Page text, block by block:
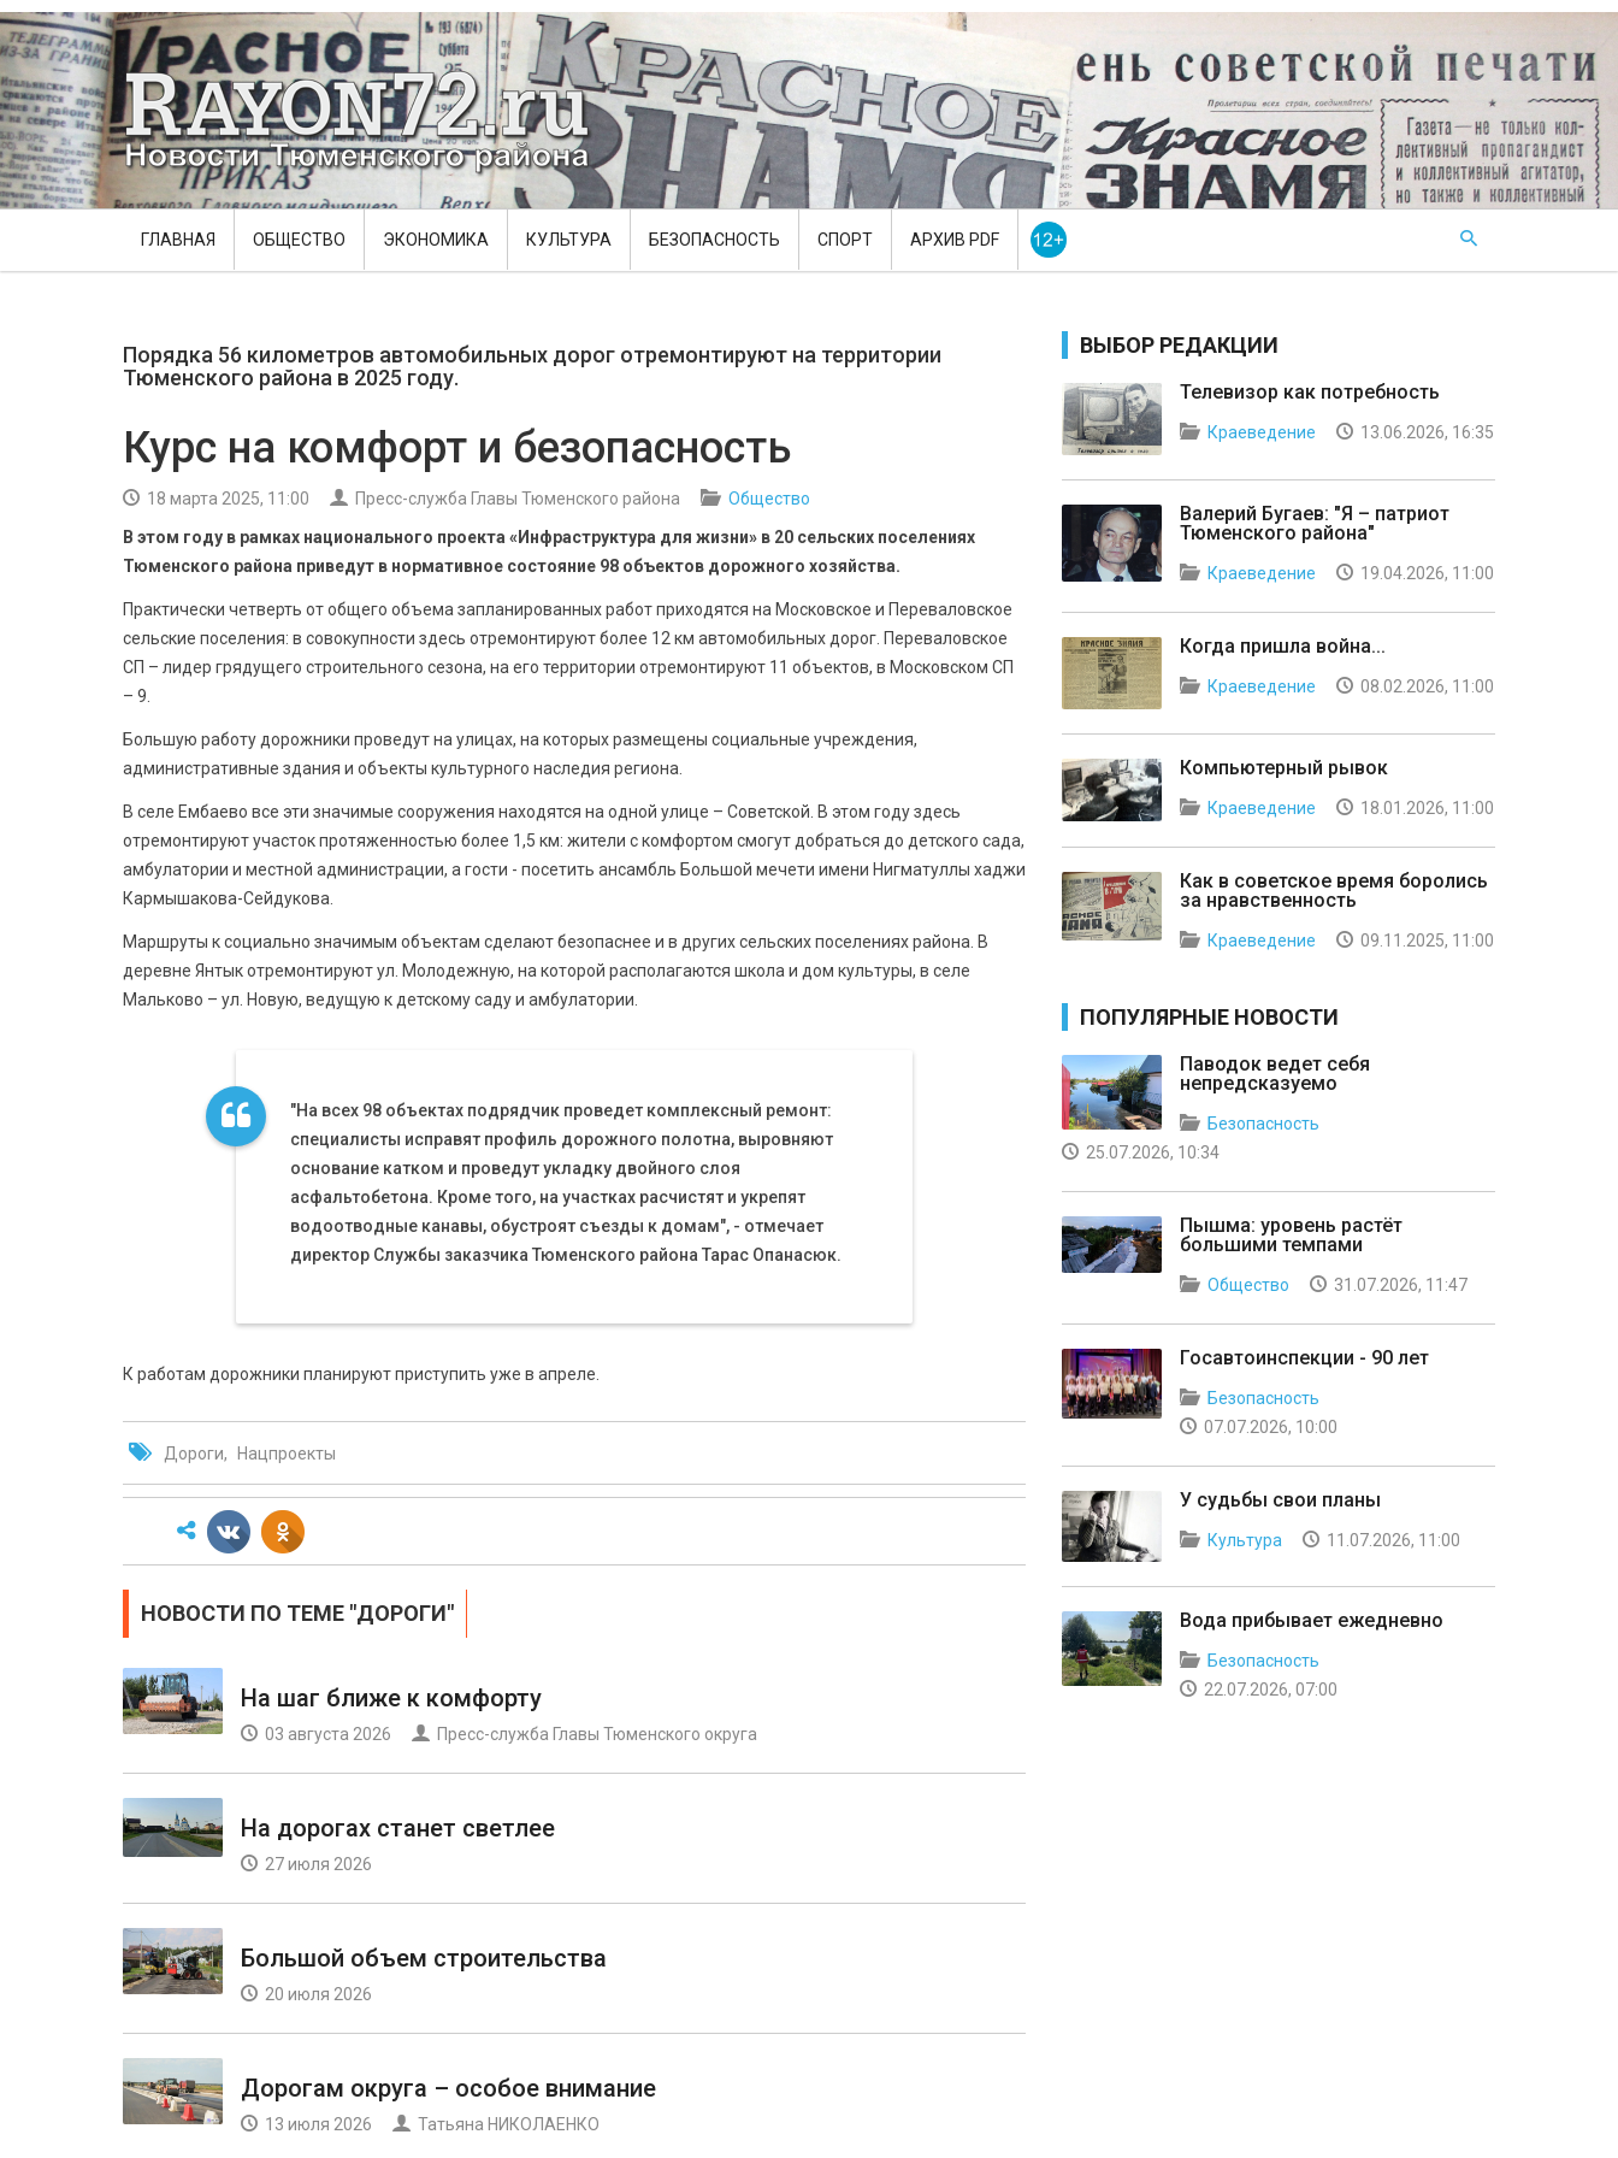
ГЛАВНАЯ ОБЩЕСТВО ЭКОНОМИКА КУЛЬТУРА БЕЗОПАСНОСТЬ СПОРТ АРХИВ PDF
Порядка 56 километров автомобильных дорог отремонтируют на территории
Тюменского района в 2025 году.
Курс на комфорт и безопасность
18 марта 2025, 11:00 Пресс-служба Главы Тюменского района
Общество
В этом году в рамках национального проекта «Инфраструктура для жизни» в 20 сельских поселениях
Тюменского района приведут в нормативное состояние 98 объектов дорожного хозяйства.
Практически четверть от общего объема запланированных работ приходятся на Московское и Переваловское
сельские поселения: в совокупности здесь отремонтируют более 12 км автомобильных дорог. Переваловское
СП – лидер грядущего строительного сезона, на его территории отремонтируют 11 объектов, в Московском СП
– 9.
Большую работу дорожники проведут на улицах, на которых размещены социальные учреждения,
административные здания и объекты культурного наследия региона.
В селе Ембаево все эти значимые сооружения находятся на одной улице – Советской. В этом году здесь
отремонтируют участок протяженностью более 1,5 км: жители с комфортом смогут добраться до детского сада,
амбулатории и местной администрации, а гости - посетить ансамбль Большой мечети имени Нигматуллы хаджи
Кармышакова-Сейдукова.
Маршруты к социально значимым объектам сделают безопаснее и в других сельских поселениях района. В
деревне Янтык отремонтируют ул. Молодежную, на которой располагаются школа и дом культуры, в селе
Мальково – ул. Новую, ведущую к детскому саду и амбулатории.
"На всех 98 объектах подрядчик проведет комплексный ремонт:
специалисты исправят профиль дорожного полотна, выровняют
основание катком и проведут укладку двойного слоя
асфальтобетона. Кроме того, на участках расчистят и укрепят
водоотводные канавы, обустроят съезды к домам", - отмечает
директор Службы заказчика Тюменского района Тарас Опанасюк.
К работам дорожники планируют приступить уже в апреле.
Дороги Нацпроекты
НОВОСТИ ПО ТЕМЕ "ДОРОГИ"
На шаг ближе к комфорту
03 августа 2026 Пресс-служба Главы Тюменского округа
На дорогах станет светлее
27 июля 2026
Большой объем строительства
20 июля 2026
Дорогам округа – особое внимание
13 июля 2026 Татьяна НИКОЛАЕНКО
ВЫБОР РЕДАКЦИИ
Телевизор как потребность
Краеведение 13.06.2026, 16:35
Валерий Бугаев: "Я – патриот
Тюменского района"
Краеведение 19.04.2026, 11:00
Когда пришла война...
Краеведение 08.02.2026, 11:00
Компьютерный рывок
Краеведение 18.01.2026, 11:00
Как в советское время боролись
за нравственность
Краеведение 09.11.2025, 11:00
ПОПУЛЯРНЫЕ НОВОСТИ
Паводок ведет себя
непредсказуемо
Безопасность
25.07.2026, 10:34
Пышма: уровень растёт
большими темпами
Общество 31.07.2026, 11:47
Госавтоинспекции - 90 лет
Безопасность
07.07.2026, 10:00
У судьбы свои планы
Культура 11.07.2026, 11:00
Вода прибывает ежедневно
Безопасность
22.07.2026, 07:00